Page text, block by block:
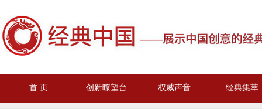
首 页 创新瞭望台 权威声音 经典集萃